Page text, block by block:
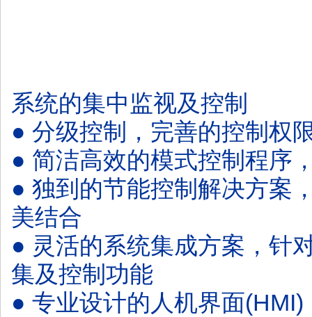
系统的集中监视及控制
● 分级控制，完善的控制权
● 简洁高效的模式控制程序
● 独到的节能控制解决方案
美结合
● 灵活的系统集成方案，针
集及控制功能
● 专业设计的人机界面